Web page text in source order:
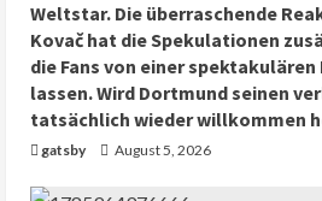
Weltstar. Die überraschende
Kovač hat die Spekulationen
die Fans von einer
lassen. Wird Dortmund seinen
tatsächlich wieder willkommen
gatsby August 5, 2026